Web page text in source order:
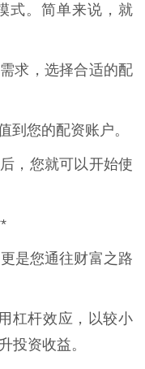
式。简单来说，就
求，选择合适的配
到您的配资账户。
，您就可以开始使
是您通往财富之路
杠杆效应，以较小
投资收益。